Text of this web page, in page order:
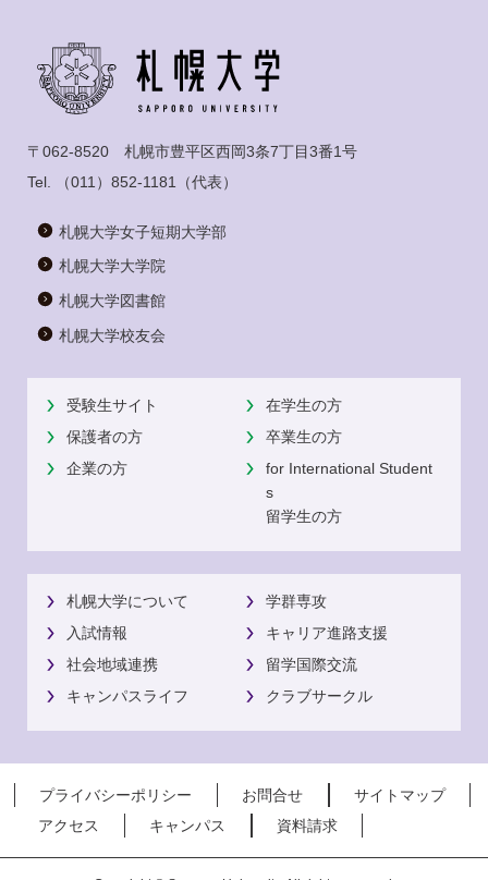
〒062-8520 札幌市豊平区西岡3条7丁目3番1号
Tel.
（011）852-1181 （代表）
札幌大学女子短期大学部
札幌大学大学院
札幌大学図書館
札幌大学校友会
受験生サイト
在学生の方
保護者の方
卒業生の方
企業の方
for International Student
s
留学生の方
札幌大学について
学群専攻
入試情報
キャリア進路支援
社会地域連携
留学国際交流
キャンパスライフ
クラブサークル
プライバシーポリシー お問合せ
サイトマップ
アクセス
キャンパス 資料請求